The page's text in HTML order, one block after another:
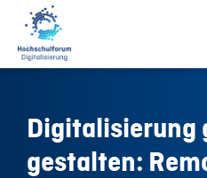
Digitalisierung
gestalten: